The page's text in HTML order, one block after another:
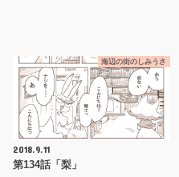
海辺の街のしみうさ
2018.9.11
第134話「梨」